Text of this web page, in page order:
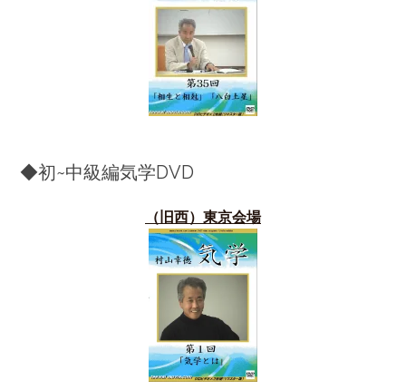
◆初~中級編気学DVD
（旧西）東京会場